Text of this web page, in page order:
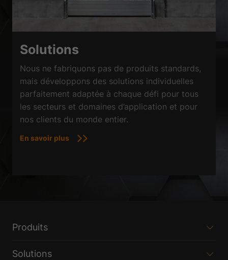
Solutions
Nous ne fabriquons pas de produits standards,
mais développons des solutions individuelles
parfaitement adaptée à chaque défi pour tous
les secteurs et domaines d’application et pour
nos clients du monde entier.
En savoir plus
Produits
Solutions